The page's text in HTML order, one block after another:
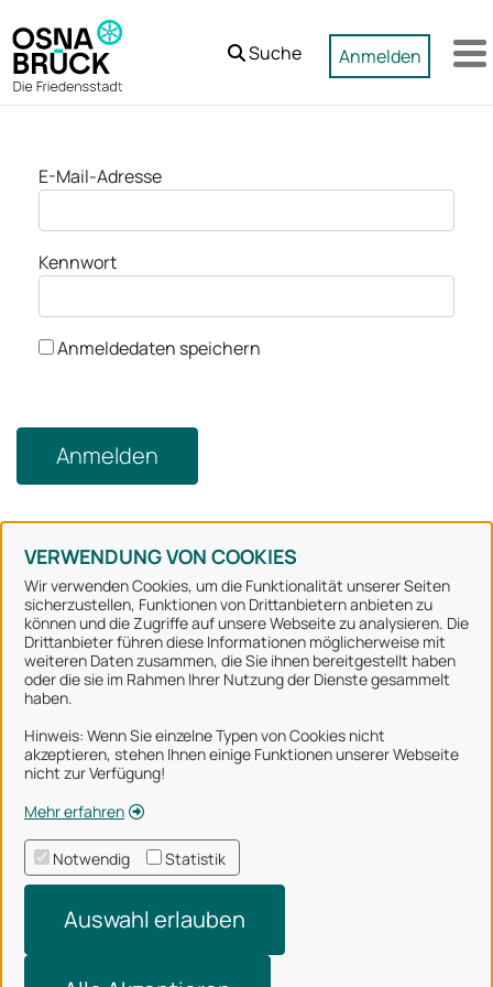
Zum Hauptinhalt springen
VERWENDUNG VON COOKIES
Wir verwenden Cookies, um die Funktionalität unserer Seiten
sicherzustellen, Funktionen von Drittanbietern anbieten zu
können und die Zugriffe auf unsere Webseite zu analysieren. Die
Drittanbieter führen diese Informationen möglicherweise mit
weiteren Daten zusammen, die Sie ihnen bereitgestellt haben
oder die sie im Rahmen Ihrer Nutzung der Dienste gesammelt
haben.
Hinweis: Wenn Sie einzelne Typen von Cookies nicht
akzeptieren, stehen Ihnen einige Funktionen unserer Webseite
nicht zur Verfügung!
Mehr erfahren
Notwendig Statistik
Auswahl erlauben
Suche Anmelden
Anmeldung
E-Mail-Adresse
Kennwort
Anmeldedaten speichern
Anmelden
Stadt Osnabrück
Alle Rechte vorbehalten
Über uns
Impressum
Datenschutzerklärung